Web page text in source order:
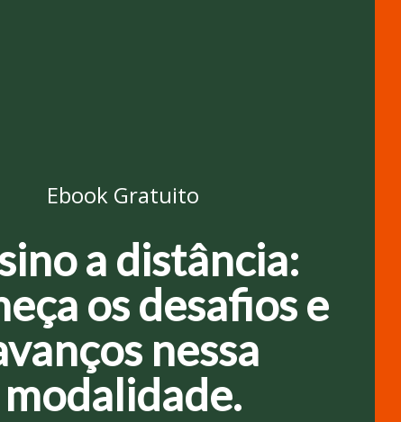
Ebook Gratuito
a distância:
os desafios e
nessa
modalidade.